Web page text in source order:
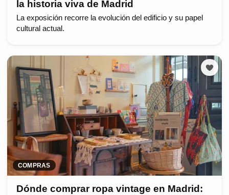
la historia viva de Madrid
La exposición recorre la evolución del edificio y su papel
cultural actual.
COMPRAS
Dónde comprar ropa vintage en Madrid: